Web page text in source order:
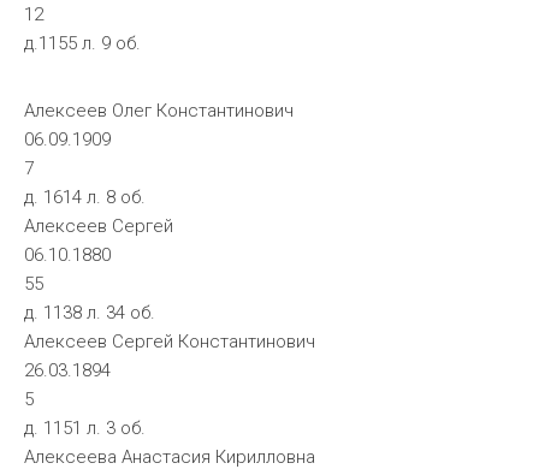
12
д.1155 л. 9 об.
Алексеев Олег Константинович
06.09.1909
7
д. 1614 л. 8 об.
Алексеев Сергей
06.10.1880
55
д. 1138 л. 34 об.
Алексеев Сергей Константинович
26.03.1894
5
д. 1151 л. 3 об.
Алексеева Анастасия Кирилловна